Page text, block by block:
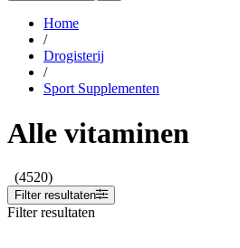
Home
/
Drogisterij
/
Sport Supplementen
Alle vitaminen
(4520)
Filter resultaten
Filter resultaten